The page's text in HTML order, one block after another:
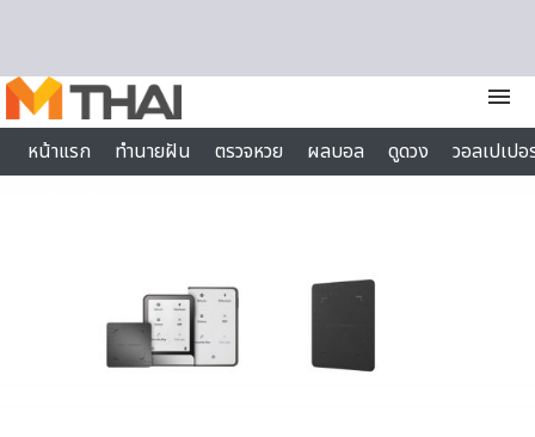
menu
หน้าแรก
ทำนายฝัน ตรวจหวย ผลบอล ดูดวง
วอลเปเป